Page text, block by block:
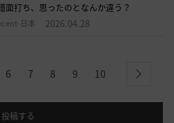
面打ち、思ったのとなんか違う？
日本 2026.04.28
6 7 8 9 10 next
投稿する